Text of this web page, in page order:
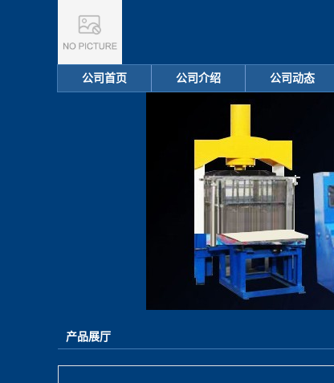
公司首页 公司介绍 公司动态
产品展厅